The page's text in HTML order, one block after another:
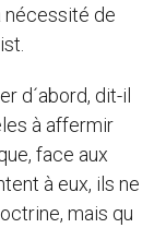
nécessité de
d´abord, dit-il
à affermir
face aux
à eux, ils ne
mais qu